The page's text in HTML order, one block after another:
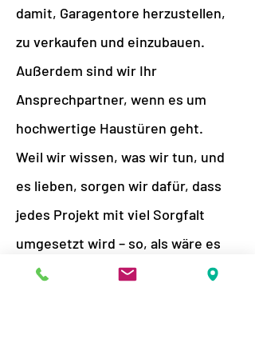
damit, Garagentore herzustellen,
zu verkaufen und einzubauen.
Außerdem sind wir Ihr
Ansprechpartner, wenn es um
hochwertige Haustüren geht.
Weil wir wissen, was wir tun, und
es lieben, sorgen wir dafür, dass
jedes Projekt mit viel Sorgfalt
umgesetzt wird – so, als wäre es
für uns selbst. Egal ob Sie ein